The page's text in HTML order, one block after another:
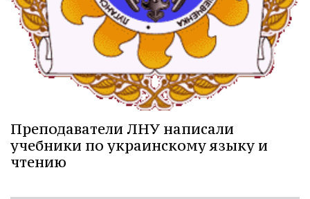
Преподаватели ЛНУ написали
учебники по украинскому языку и
чтению